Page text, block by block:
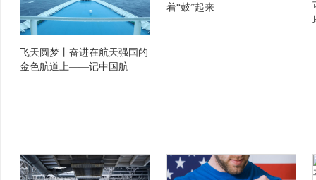
飞天圆梦丨奋进在航天强国的
金色航道上——记中国航
着“鼓”起来